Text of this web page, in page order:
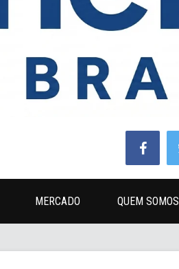
MERCADO QUEM SOMOS